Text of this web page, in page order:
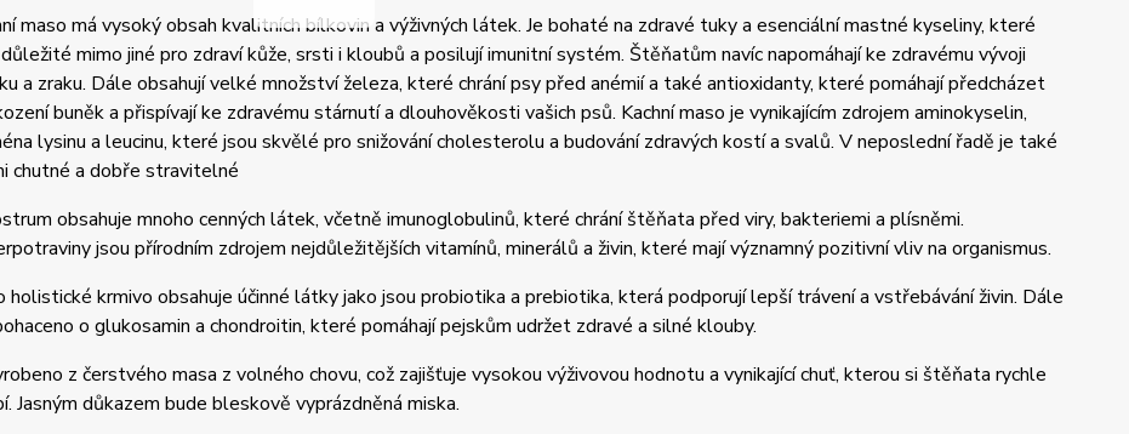
maso má vysoký obsah kvalitních bílkovin a výživných látek. Je bohaté na zdravé tuky a esenciální mastné kyseliny, které
mimo jiné pro zdraví kůže, srsti i kloubů a posilují imunitní systém. Štěňatům navíc napomáhají ke zdravému vývoji
a zraku. Dále obsahují velké množství železa, které chrání psy před anémií a také antioxidanty, které pomáhají předcházet
buněk a přispívají ke zdravému stárnutí a dlouhověkosti vašich psů. Kachní maso je vynikajícím zdrojem aminokyselin,
lysinu a leucinu, které jsou skvělé pro snižování cholesterolu a budování zdravých kostí a svalů. V neposlední řadě je také
chutné a dobře stravitelné
obsahuje mnoho cenných látek, včetně imunoglobulinů, které chrání štěňata před viry, bakteriemi a plísněmi.
jsou přírodním zdrojem nejdůležitějších vitamínů, minerálů a živin, které mají významný pozitivní vliv na organismus.
holistické krmivo obsahuje účinné látky jako jsou probiotika a prebiotika, která podporují lepší trávení a vstřebávání živin. Dále
o glukosamin a chondroitin, které pomáhají pejskům udržet zdravé a silné klouby.
z čerstvého masa z volného chovu, což zajišťuje vysokou výživovou hodnotu a vynikající chuť, kterou si štěňata rychle
Jasným důkazem bude bleskově vyprázdněná miska.